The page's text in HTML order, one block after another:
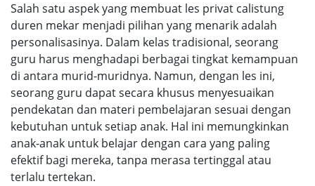
Salah satu aspek yang membuat les privat calistung
duren mekar menjadi pilihan yang menarik adalah
personalisasinya. Dalam kelas tradisional, seorang
guru harus menghadapi berbagai tingkat kemampuan
di antara murid-muridnya. Namun, dengan les ini,
seorang guru dapat secara khusus menyesuaikan
pendekatan dan materi pembelajaran sesuai dengan
kebutuhan untuk setiap anak. Hal ini memungkinkan
anak-anak untuk belajar dengan cara yang paling
efektif bagi mereka, tanpa merasa tertinggal atau
terlalu tertekan.